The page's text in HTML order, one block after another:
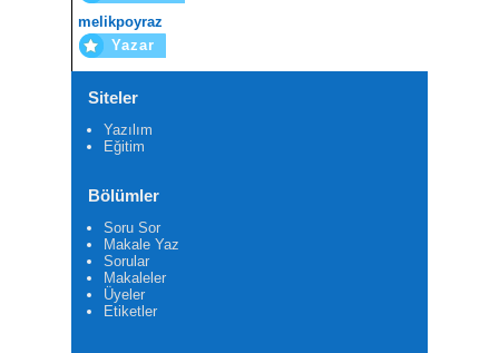
melikpoyraz
Yazar
Siteler
Yazılım
Eğitim
Bölümler
Soru Sor
Makale Yaz
Sorular
Makaleler
Üyeler
Etiketler